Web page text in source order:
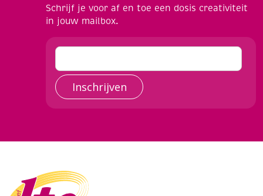
Schrijf je voor af en toe een dosis creativiteit
in jouw mailbox.
Inschrijven